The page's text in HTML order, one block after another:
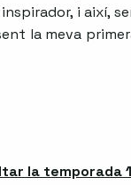
i així,
la meva
la temporada